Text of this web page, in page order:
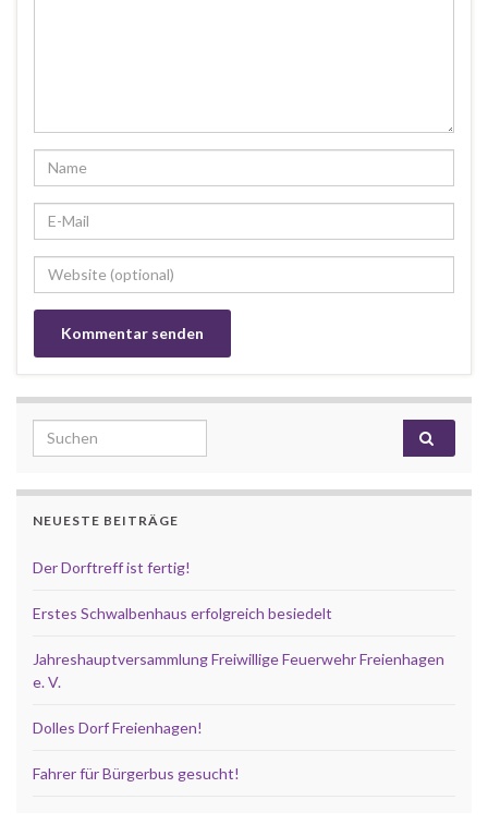
Search for:
NEUESTE BEITRÄGE
Der Dorftreff ist fertig!
Erstes Schwalbenhaus erfolgreich besiedelt
Jahreshauptversammlung Freiwillige Feuerwehr Freienhagen
e. V.
Dolles Dorf Freienhagen!
Fahrer für Bürgerbus gesucht!